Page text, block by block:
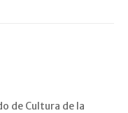
de Cultura de la